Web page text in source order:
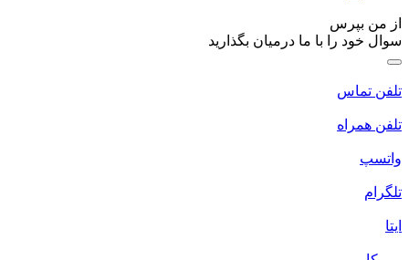
از من بپرس
سوال خود را با ما درمیان بگذارید
تلفن تماس
تلفن همراه
واتسپ
تلگرام
ایتا